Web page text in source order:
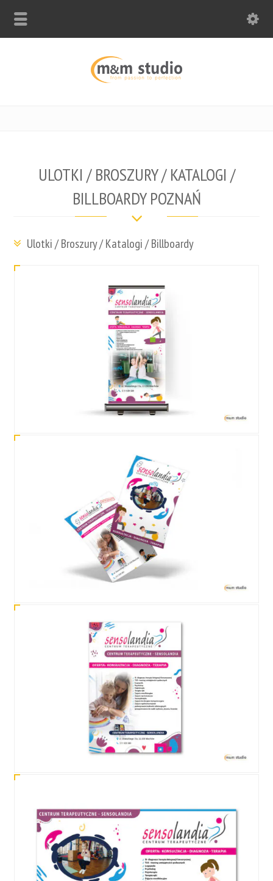
ULOTKI / BROSZURY / KATALOGI /
BILLBOARDY POZNAŃ
Ulotki / Broszury / Katalogi / Billboardy